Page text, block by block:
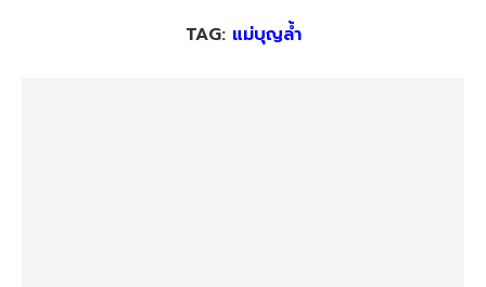
TAG: แม่บุญล้ำ